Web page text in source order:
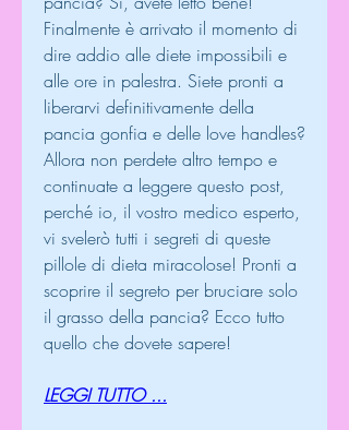
Finalmente è arrivato il momento di
dire addio alle diete impossibili e
alle ore in palestra. Siete pronti a
liberarvi definitivamente della
pancia gonfia e delle love handles?
Allora non perdete altro tempo e
continuate a leggere questo post,
perché io, il vostro medico esperto,
vi svelerò tutti i segreti di queste
pillole di dieta miracolose! Pronti a
scoprire il segreto per bruciare solo
il grasso della pancia? Ecco tutto
quello che dovete sapere!
LEGGI TUTTO ...